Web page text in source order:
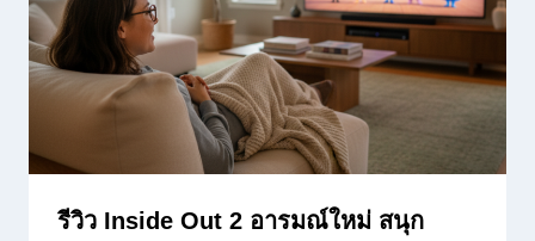
รีวิว Inside Out 2 อารมณ์ใหม่ สนุก